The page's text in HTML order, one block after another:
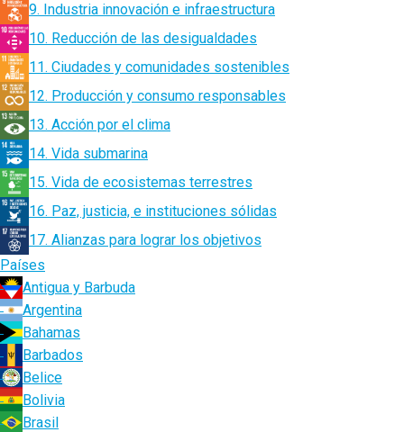
9. Industria innovación e infraestructura
10. Reducción de las desigualdades
11. Ciudades y comunidades sostenibles
12. Producción y consumo responsables
13. Acción por el clima
14. Vida submarina
15. Vida de ecosistemas terrestres
16. Paz, justicia, e instituciones sólidas
17. Alianzas para lograr los objetivos
Países
Antigua y Barbuda
Argentina
Bahamas
Barbados
Belice
Bolivia
Brasil